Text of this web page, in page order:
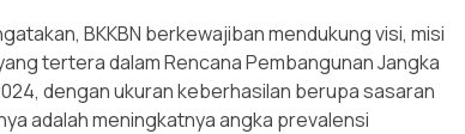
BKKBN berkewajiban mendukung visi, misi
tertera dalam Rencana Pembangunan Jangka
dengan ukuran keberhasilan berupa sasaran
adalah meningkatnya angka prevalensi